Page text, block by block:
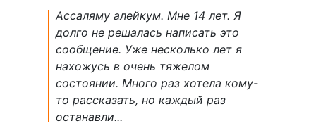
Ассаляму алейкум. Мне 14 лет. Я
долго не решалась написать это
сообщение. Уже несколько лет я
нахожусь в очень тяжелом
состоянии. Много раз хотела кому-
то рассказать, но каждый раз
останавли...